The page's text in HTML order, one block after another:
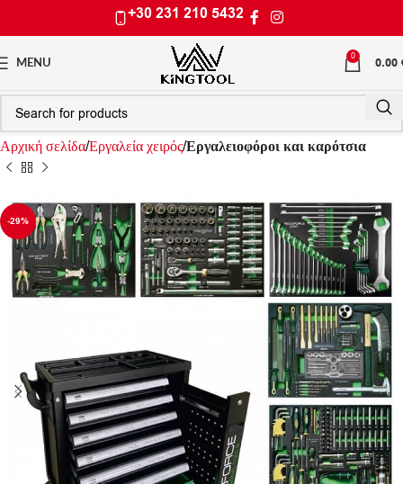
+30 231 210 5432
MENU
0 0.00
Αρχική σελίδαΕργαλεία χειρόςΕργαλειοφόροι και καρότσια
-29%